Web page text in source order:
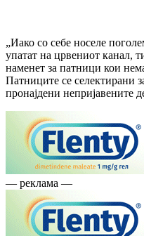
„Иако со себе носеле
упатат на црвениот канал,
наменет за патници кои
Патниците се селектирани
пронајдени непријавените
— реклама —